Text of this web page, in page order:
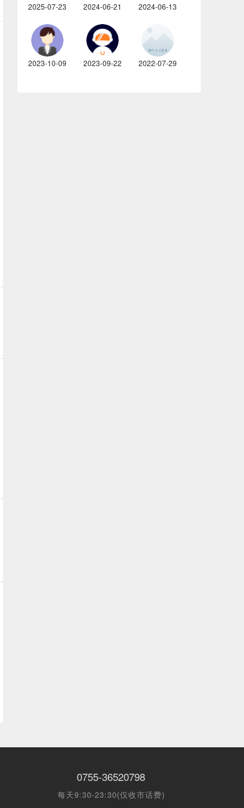
2025-07-23 2024-06-21 2024-06-13
2023-10-09 2023-09-22 2022-07-29
0755-36520798
每天9:30-23:30(仅收市话费)